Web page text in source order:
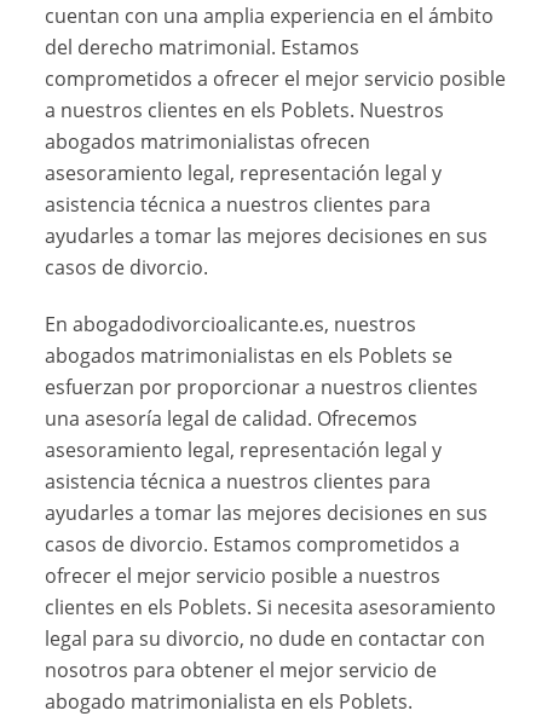
cuentan con una amplia experiencia en el ámbito
del derecho matrimonial. Estamos
comprometidos a ofrecer el mejor servicio posible
a nuestros clientes en els Poblets. Nuestros
abogados matrimonialistas ofrecen
asesoramiento legal, representación legal y
asistencia técnica a nuestros clientes para
ayudarles a tomar las mejores decisiones en sus
casos de divorcio.
En abogadodivorcioalicante.es, nuestros
abogados matrimonialistas en els Poblets se
esfuerzan por proporcionar a nuestros clientes
una asesoría legal de calidad. Ofrecemos
asesoramiento legal, representación legal y
asistencia técnica a nuestros clientes para
ayudarles a tomar las mejores decisiones en sus
casos de divorcio. Estamos comprometidos a
ofrecer el mejor servicio posible a nuestros
clientes en els Poblets. Si necesita asesoramiento
legal para su divorcio, no dude en contactar con
nosotros para obtener el mejor servicio de
abogado matrimonialista en els Poblets.